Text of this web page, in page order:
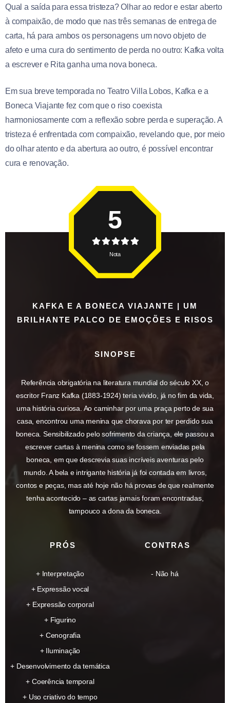
Qual a saída para essa tristeza? Olhar ao redor e estar aberto
à compaixão, de modo que nas três semanas de entrega de
carta, há para ambos os personagens um novo objeto de
afeto e uma cura do sentimento de perda no outro: Kafka volta
a escrever e Rita ganha uma nova boneca.
Em sua breve temporada no Teatro Villa Lobos, Kafka e a
Boneca Viajante fez com que o riso coexista
harmoniosamente com a reflexão sobre perda e superação. A
tristeza é enfrentada com compaixão, revelando que, por meio
do olhar atento e da abertura ao outro, é possível encontrar
cura e renovação.
KAFKA E A BONECA VIAJANTE | UM
BRILHANTE PALCO DE EMOÇÕES E RISOS
SINOPSE
Referência obrigatória na literatura mundial do século XX, o
escritor Franz Kafka (1883-1924) teria vivido, já no fim da vida,
uma história curiosa. Ao caminhar por uma praça perto de sua
casa, encontrou uma menina que chorava por ter perdido sua
boneca. Sensibilizado pelo sofrimento da criança, ele passou a
escrever cartas à menina como se fossem enviadas pela
boneca, em que descrevia suas incríveis aventuras pelo
mundo. A bela e intrigante história já foi contada em livros,
contos e peças, mas até hoje não há provas de que realmente
tenha acontecido – as cartas jamais foram encontradas,
tampouco a dona da boneca.
PRÓS
Interpretação
Expressão vocal
Expressão corporal
Figurino
Cenografia
Iluminação
Desenvolvimento da temática
Coerência temporal
Uso criativo do tempo
CONTRAS
Não há
5
Nota